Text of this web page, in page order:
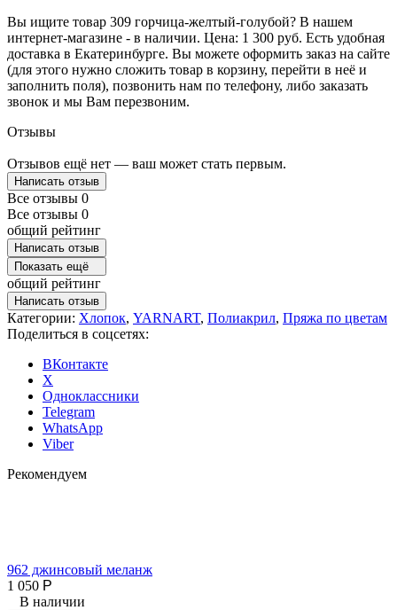
Вы ищите товар 309 горчица-желтый-голубой? В нашем
интернет-магазине - в наличии. Цена: 1 300 руб. Есть удобная
доставка в Екатеринбурге. Вы можете оформить заказ на сайте
(для этого нужно сложить товар в корзину, перейти в неё и
заполнить поля), позвонить нам по телефону, либо заказать
звонок и мы Вам перезвоним.
Отзывы
Отзывов ещё нет — ваш может стать первым.
Написать отзыв
Все отзывы 0
Все отзывы 0
общий рейтинг
Написать отзыв
Показать ещё
общий рейтинг
Написать отзыв
Категории: Хлопок, YARNART, Полиакрил, Пряжа по цветам
Поделиться в соцсетях:
ВКонтакте
X
Одноклассники
Telegram
WhatsApp
Viber
Рекомендуем
962 джинсовый меланж
1 050 Р
В наличии